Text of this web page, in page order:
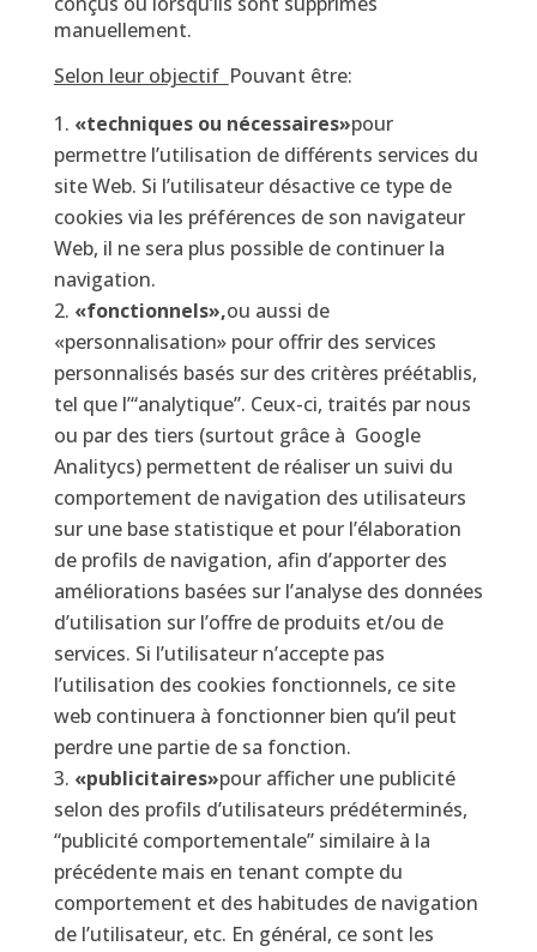
manuellement.
Selon leur objectif Pouvant être:
«techniques ou nécessaires»pour
permettre l’utilisation de différents services du
site Web. Si l’utilisateur désactive ce type de
cookies via les préférences de son navigateur
Web, il ne sera plus possible de continuer la
navigation.
«fonctionnels»,ou aussi de
«personnalisation» pour offrir des services
personnalisés basés sur des critères préétablis,
tel que l’“analytique”. Ceux-ci, traités par nous
ou par des tiers (surtout grâce à Google
Analitycs) permettent de réaliser un suivi du
comportement de navigation des utilisateurs
sur une base statistique et pour l’élaboration
de profils de navigation, afin d’apporter des
améliorations basées sur l’analyse des données
d’utilisation sur l’offre de produits et/ou de
services. Si l’utilisateur n’accepte pas
l’utilisation des cookies fonctionnels, ce site
web continuera à fonctionner bien qu’il peut
perdre une partie de sa fonction.
«publicitaires»pour afficher une publicité
selon des profils d’utilisateurs prédéterminés,
“publicité comportementale” similaire à la
précédente mais en tenant compte du
comportement et des habitudes de navigation
de l’utilisateur, etc. En général, ce sont les